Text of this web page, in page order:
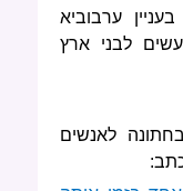
ערבוביא
לבני ארץ
לאנשים